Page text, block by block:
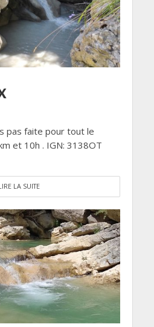
pas faite pour tout le
et 10h . IGN: 3138OT
LA SUITE